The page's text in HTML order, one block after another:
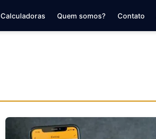
Calculadoras Quem somos? Contato